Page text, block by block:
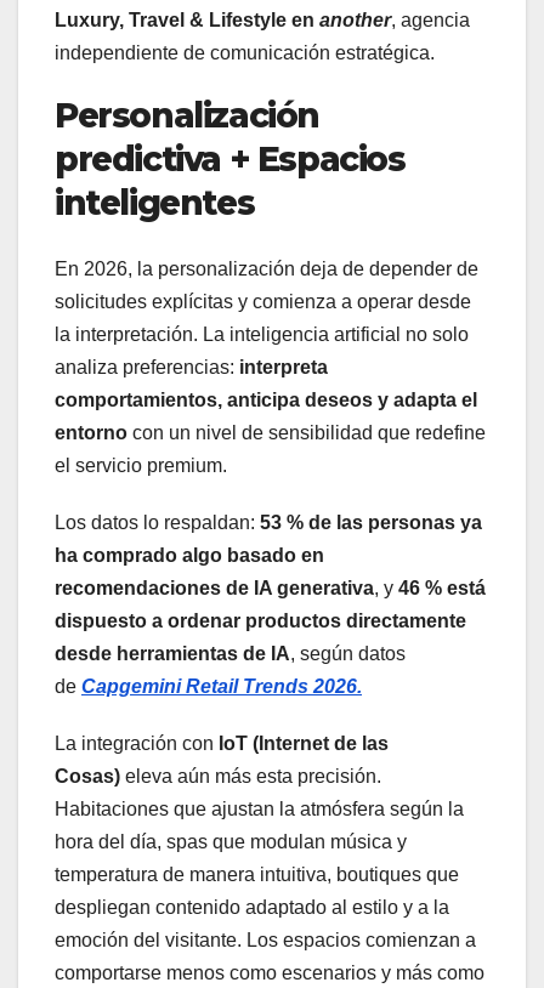
Luxury, Travel & Lifestyle en another, agencia
independiente de comunicación estratégica. ​
Personalización
predictiva + Espacios
inteligentes
En 2026, la personalización deja de depender de
solicitudes explícitas y comienza a operar desde
la interpretación. La inteligencia artificial no solo
analiza preferencias: interpreta
comportamientos, anticipa deseos y adapta el
entorno con un nivel de sensibilidad que redefine
el servicio premium.
Los datos lo respaldan: 53 % de las personas ya
ha comprado algo basado en
recomendaciones de IA generativa, y 46 % está
dispuesto a ordenar productos directamente
desde herramientas de IA, según datos
de Capgemini Retail Trends 2026.
La integración con IoT (Internet de las
Cosas) eleva aún más esta precisión.
Habitaciones que ajustan la atmósfera según la
hora del día, spas que modulan música y
temperatura de manera intuitiva, boutiques que
despliegan contenido adaptado al estilo y a la
emoción del visitante. Los espacios comienzan a
comportarse menos como escenarios y más como